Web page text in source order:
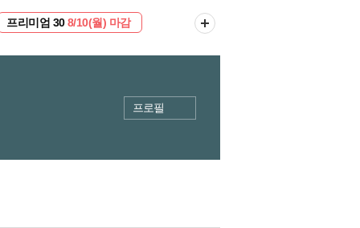
프리미엄 30 8/10(월) 마감
프로필